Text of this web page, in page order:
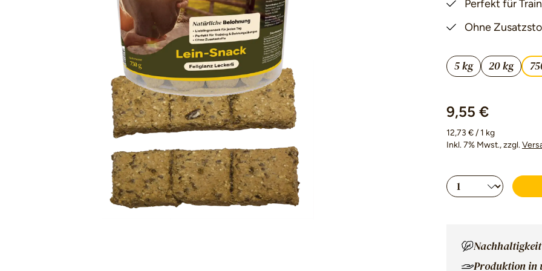
Perfekt für
Ohne
5 kg 20 kg
9,55 €
12,73 € / 1 kg
Inkl. 7% Mwst., zzgl.
Produkt
Produktion in